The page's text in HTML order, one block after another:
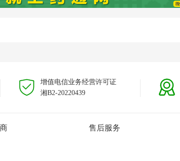
增值电信业务经营许可证
湘B2-20220439
售后服务